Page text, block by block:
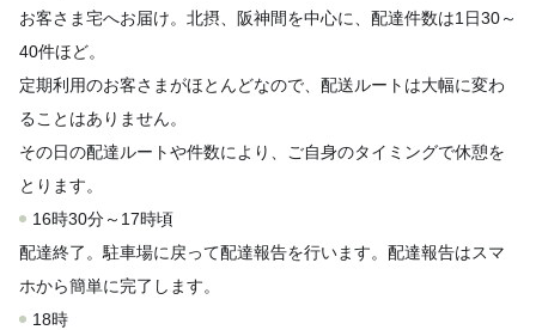
お客さま宅へお届け。北摂、阪神間を中心に、配達件数は1日30～
40件ほど。
定期利用のお客さまがほとんどなので、配送ルートは大幅に変わ
ることはありません。
その日の配達ルートや件数により、ご自身のタイミングで休憩を
とります。
16時30分～17時頃
配達終了。駐車場に戻って配達報告を行います。配達報告はスマ
ホから簡単に完了します。
18時